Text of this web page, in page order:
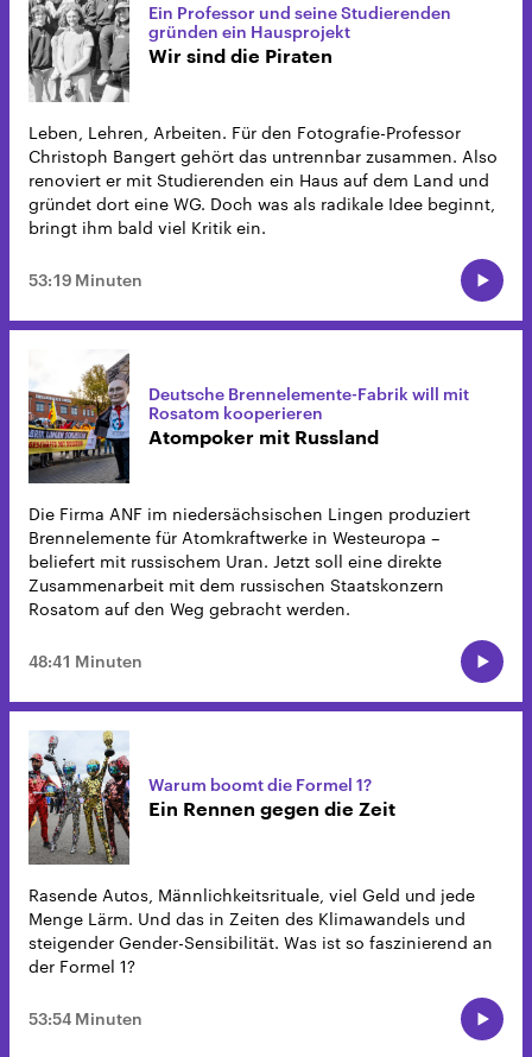
Ein Professor und seine Studierenden
gründen ein Hausprojekt
Wir sind die Piraten
Leben, Lehren, Arbeiten. Für den Fotografie-Professor
Christoph Bangert gehört das untrennbar zusammen. Also
renoviert er mit Studierenden ein Haus auf dem Land und
gründet dort eine WG. Doch was als radikale Idee beginnt,
bringt ihm bald viel Kritik ein.
53:19 Minuten
Deutsche Brennelemente-Fabrik will mit
Rosatom kooperieren
Atompoker mit Russland
Die Firma ANF im niedersächsischen Lingen produziert
Brennelemente für Atomkraftwerke in Westeuropa –
beliefert mit russischem Uran. Jetzt soll eine direkte
Zusammenarbeit mit dem russischen Staatskonzern
Rosatom auf den Weg gebracht werden.
48:41 Minuten
Warum boomt die Formel 1?
Ein Rennen gegen die Zeit
Rasende Autos, Männlichkeitsrituale, viel Geld und jede
Menge Lärm. Und das in Zeiten des Klimawandels und
steigender Gender-Sensibilität. Was ist so faszinierend an
der Formel 1?
53:54 Minuten